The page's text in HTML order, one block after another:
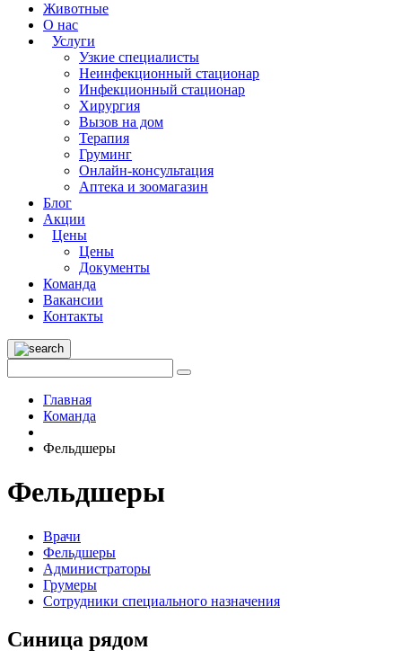
Животные
О нас
Услуги
Узкие специалисты
Неинфекционный стационар
Инфекционный стационар
Хирургия
Вызов на дом
Терапия
Груминг
Онлайн-консультация
Аптека и зоомагазин
Блог
Акции
Цены
Цены
Документы
Команда
Вакансии
Контакты
Главная
Команда
Фельдшеры
Фельдшеры
Врачи
Фельдшеры
Администраторы
Грумеры
Сотрудники специального назначения
Синица рядом